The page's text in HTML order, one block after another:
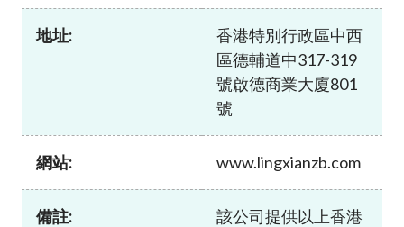
資料庫
地址:
香港特別行政區中西
區德輔道中317-319
號啟德商業大廈801
號
網站: www.lingxianzb.com
備註:
該公司提供以上香港